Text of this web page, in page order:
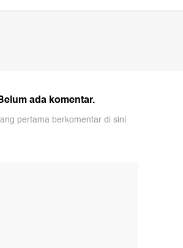
ada komentar.
pertama berkomentar di sini